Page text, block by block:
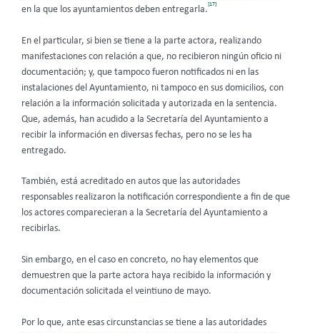
en la que los ayuntamientos deben entregarla.
[17]
En el particular, si bien se tiene a la parte actora, realizando
manifestaciones con relación a que, no recibieron ningún oficio ni
documentación; y, que tampoco fueron notificados ni en las
instalaciones del Ayuntamiento, ni tampoco en sus domicilios, con
relación a la información solicitada y autorizada en la sentencia.
Que, además, han acudido a la Secretaría del Ayuntamiento a
recibir la información en diversas fechas, pero no se les ha
entregado.
También, está acreditado en autos que las autoridades
responsables realizaron la notificación correspondiente a fin de que
los actores comparecieran a la Secretaría del Ayuntamiento a
recibirlas.
Sin embargo, en el caso en concreto, no hay elementos que
demuestren que la parte actora haya recibido la información y
documentación solicitada el veintiuno de mayo.
Por lo que, ante esas circunstancias se tiene a las autoridades